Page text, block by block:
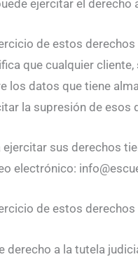
ejercitar el
de estos
que cualquier
los datos que tiene
la supresión de esos
ejercitar sus derechos
electrónico:
de estos
derecho a la tutela